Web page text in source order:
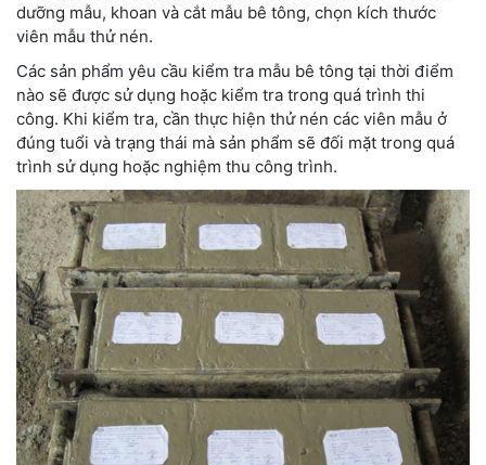
dưỡng mẫu, khoan và cắt mẫu bê tông, chọn kích thước
viên mẫu thử nén.
Các sản phẩm yêu cầu kiểm tra mẫu bê tông tại thời điểm
nào sẽ được sử dụng hoặc kiểm tra trong quá trình thi
công. Khi kiểm tra, cần thực hiện thử nén các viên mẫu ở
đúng tuổi và trạng thái mà sản phẩm sẽ đối mặt trong quá
trình sử dụng hoặc nghiệm thu công trình.